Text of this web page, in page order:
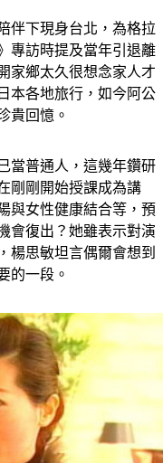
伴下現身台北，為格拉
專訪時提及當年引退離
家鄉太久很想念家人才
本各地旅行，如今阿公
貴回憶。
當普通人，這幾年鑽研
剛剛開始授課成為講
與女性健康結合等，預
會復出？她雖表示對演
楊思敏坦言偶爾會想到
的一段。